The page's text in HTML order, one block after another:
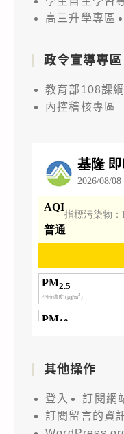
高三升學專區
政令宣導專區
教育部108課
內控稽核專區
其他操作
登入
訂閱網
訂閱留言的資